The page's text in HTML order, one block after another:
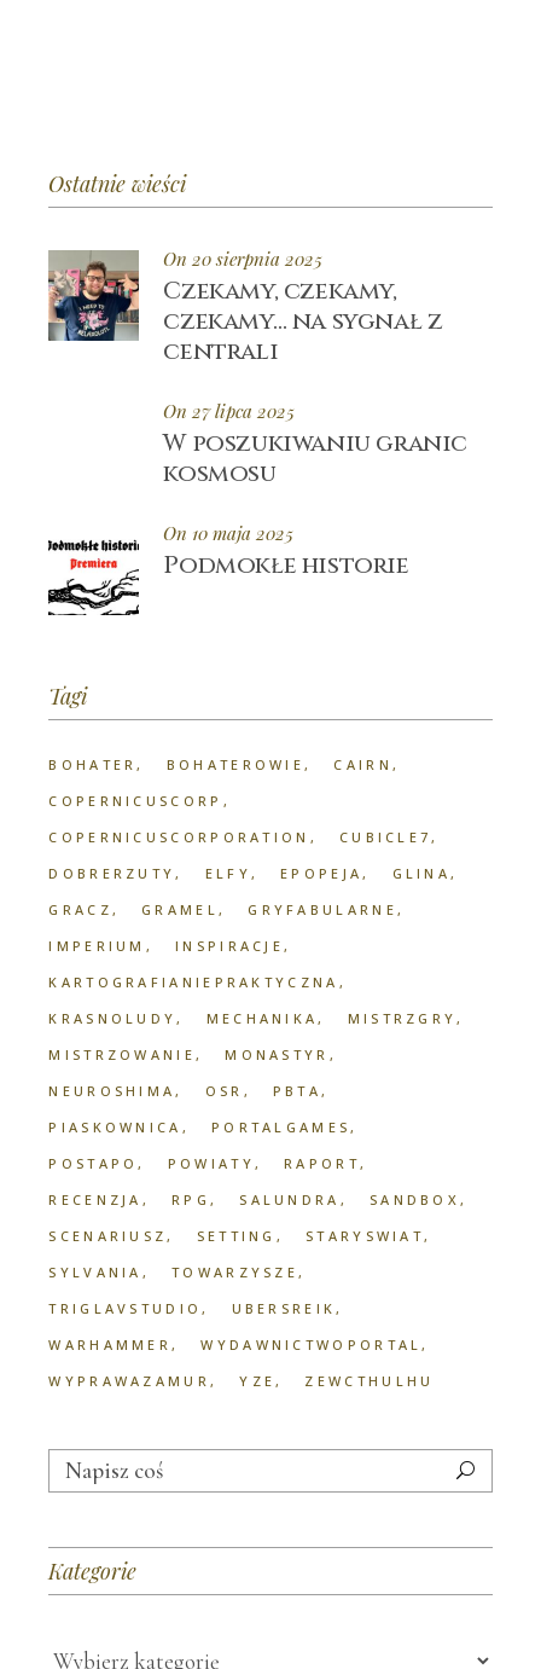
Ostatnie wieści
On 20 sierpnia 2025
Czekamy, czekamy,
czekamy… na sygnał z
centrali
On 27 lipca 2025
W poszukiwaniu granic
kosmosu
On 10 maja 2025
Podmokłe historie
Tagi
BOHATER BOHATEROWIE
CAIRN
COPERNICUSCORP
COPERNICUSCORPORATION
CUBICLE7
DOBRERZUTY
ELFY EPOPEJA
GLINA
GRACZ
GRAMEL
GRYFABULARNE
IMPERIUM
INSPIRACJE
KARTOGRAFIANIEPRAKTYCZNA
KRASNOLUDY
MECHANIKA
MISTRZGRY
MISTRZOWANIE
MONASTYR
NEUROSHIMA
OSR
PBTA
PIASKOWNICA
PORTALGAMES
POSTAPO
POWIATY
RAPORT
RECENZJA
RPG SALUNDRA
SANDBOX
SCENARIUSZ
SETTING
STARYSWIAT
SYLVANIA
TOWARZYSZE
TRIGLAVSTUDIO
UBERSREIK
WARHAMMER
WYDAWNICTWOPORTAL
WYPRAWAZAMUR
YZE ZEWCTHULHU
Search
for:
Kategorie